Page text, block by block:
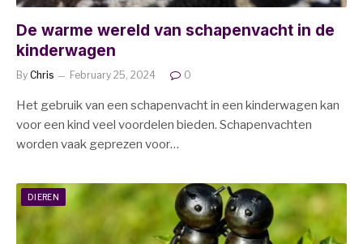
De warme wereld van schapenvacht in de
kinderwagen
By Chris February 25, 2024 0
Het gebruik van een schapenvacht in een kinderwagen kan
voor een kind veel voordelen bieden. Schapenvachten
worden vaak geprezen voor…
DIEREN